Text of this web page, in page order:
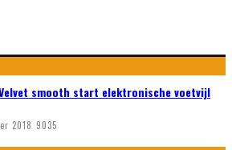
smooth start elektronische voetvijl
2018 9035